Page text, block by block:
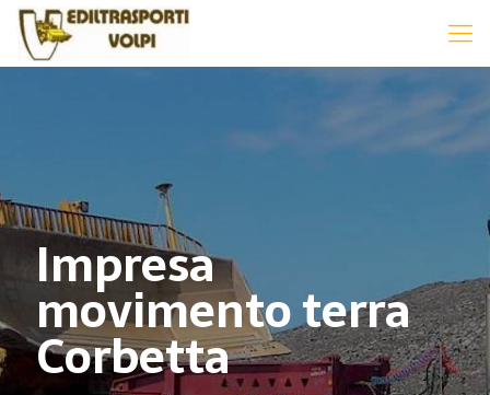
Impresa
movimento terra
Corbetta